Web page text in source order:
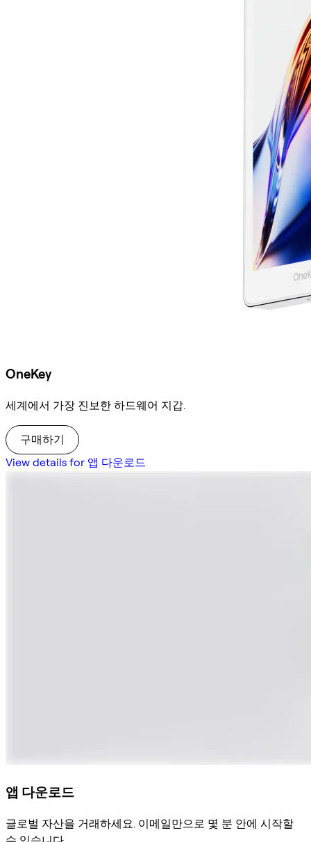
OneKey
세계에서 가장 진보한 하드웨어 지갑.
구매하기
View details for 앱 다운로드
앱 다운로드
글로벌 자산을 거래하세요. 이메일만으로 몇 분 안에 시작할